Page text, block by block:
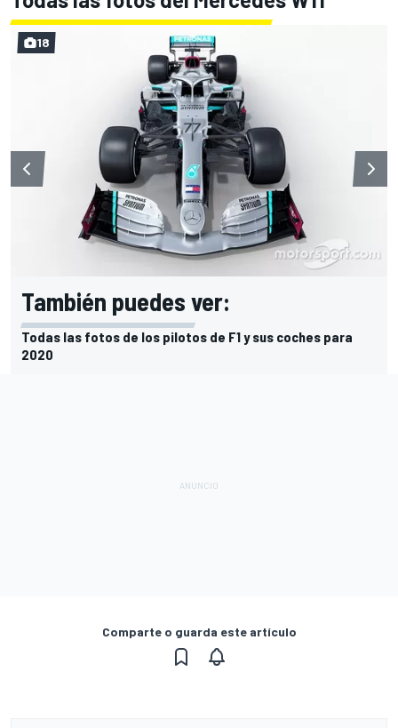
18
También puedes ver:
Todas las fotos de los pilotos de F1 y sus coches para
2020
Comparte o guarda este artículo